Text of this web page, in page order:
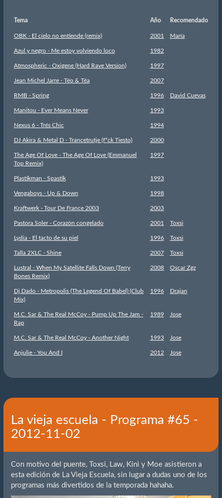
Tema Año Recomendado
OBK - El cielo no entiende (remix) 2001 María
Azul y negro - Me estoy volviendo loco 1982
Atmospheric - Oxigene (Hard Rave Version) 1997
Jean Michel Jarre - Téo & Téa 2007
RMB - Spring 1996 David Cuevas
Manitou - Ever Means Never 1993
Nexus 6 - Trés Chic 1994
DJ Akira & Metal D - Trancetrutje (f*ck Tiesto) 2000
The Age Of Love - The Age Of Love (Emmanuel
Top Remix)
1997
Plastikman - Spastik 1993
Vengaboys - Up & Down 1998
Kraftwerk - Tour De France 2003 2003
Pastora Soler - Corazón congelado 2001 Toxsi
Lydia - El tacto de su piel 1996 Toxsi
Talla 2XLC - Shine 2007 Toxsi
Lustral - When My Satellite Falls Down (Terry
Bones Remix)
2008 Oscar Zgz
Dj Dado - Metropolis (The Legend Of Babel) (Club
Mix)
1996 Drajan
M.C. Sar & The Real McCoy - Pump Up The Jam -
Rap
1989 Jose
M.C. Sar & The Real McCoy - Another Night 1993 Jose
Anjulie - You And I 2012 Jose
La vieja escuela - Programa #65 -
2012-11-02
Con motivo del puente, Toxsi, Law, Kini y Moe asistieron a
esta edición de La Vieja Escuela, sin lugar a dudas uno de los
programas más divertidos de la temporada hahaha.